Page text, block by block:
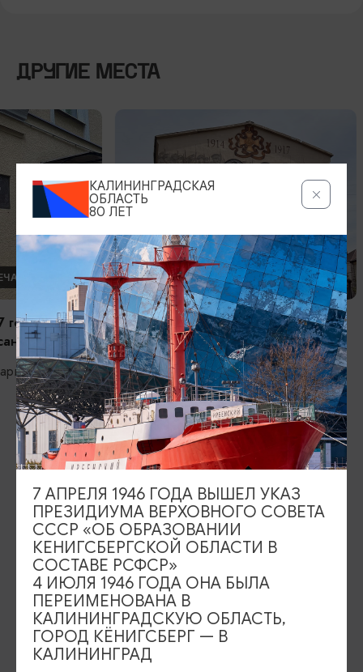
ДРУГИЕ МЕСТА
ДРУГИЕ ДОСТОПРИМЕЧАТЕЛЬНОСТИ
Мурал, посвящённый подвигу
русских воинов в Первой мировой
войне
Черняховск, Ул. Тельмана, 6
ДРУГИЕ
Светлый,
ИЩИТЕ ТАКЖЕ НА НАШЕМ САЙТЕ
Серебряное ожерелье
Электронная виза
Туры и экскурсии
Афиша мероприятий
Сувениры
Гостевая книга
Гиды и экскурсоводы
Достопримечательности
КАЛИНИНГРАДСКАЯ
ОБЛАСТЬ
80 ЛЕТ
7 АПРЕЛЯ 1946 ГОДА ВЫШЕЛ УКАЗ
ПРЕЗИДИУМА ВЕРХОВНОГО СОВЕТА
СССР «ОБ ОБРАЗОВАНИИ
КЕНИГСБЕРГСКОЙ ОБЛАСТИ В
СОСТАВЕ РСФСР»
4 ИЮЛЯ 1946 ГОДА ОНА БЫЛА
ПЕРЕИМЕНОВАНА В
КАЛИНИНГРАДСКУЮ ОБЛАСТЬ,
ГОРОД КЁНИГСБЕРГ — В
КАЛИНИНГРАД